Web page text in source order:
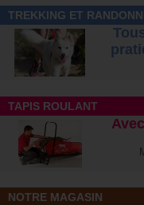
TREKKING ET
TAPIS ROULANT
NOTRE MAGASIN